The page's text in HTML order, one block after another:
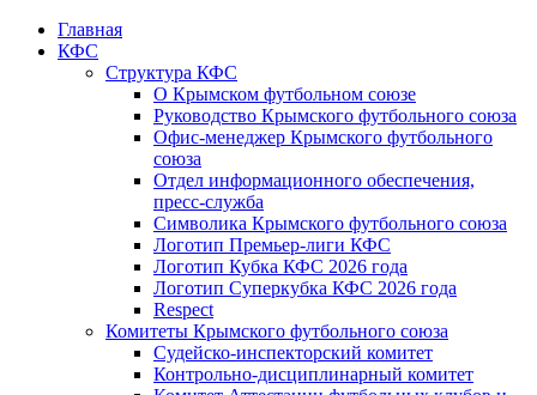
Главная
КФС
Структура КФС
О Крымском футбольном союзе
Руководство Крымского футбольного союза
Офис-менеджер Крымского футбольного
союза
Отдел информационного обеспечения,
пресс-служба
Символика Крымского футбольного союза
Логотип Премьер-лиги КФС
Логотип Кубка КФС 2026 года
Логотип Суперкубка КФС 2026 года
Respect
Комитеты Крымского футбольного союза
Судейско-инспекторский комитет
Контрольно-дисциплинарный комитет